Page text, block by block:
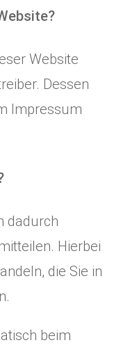
Website
Dessen
Impressum
dadurch
Hierbei
die Sie in
beim